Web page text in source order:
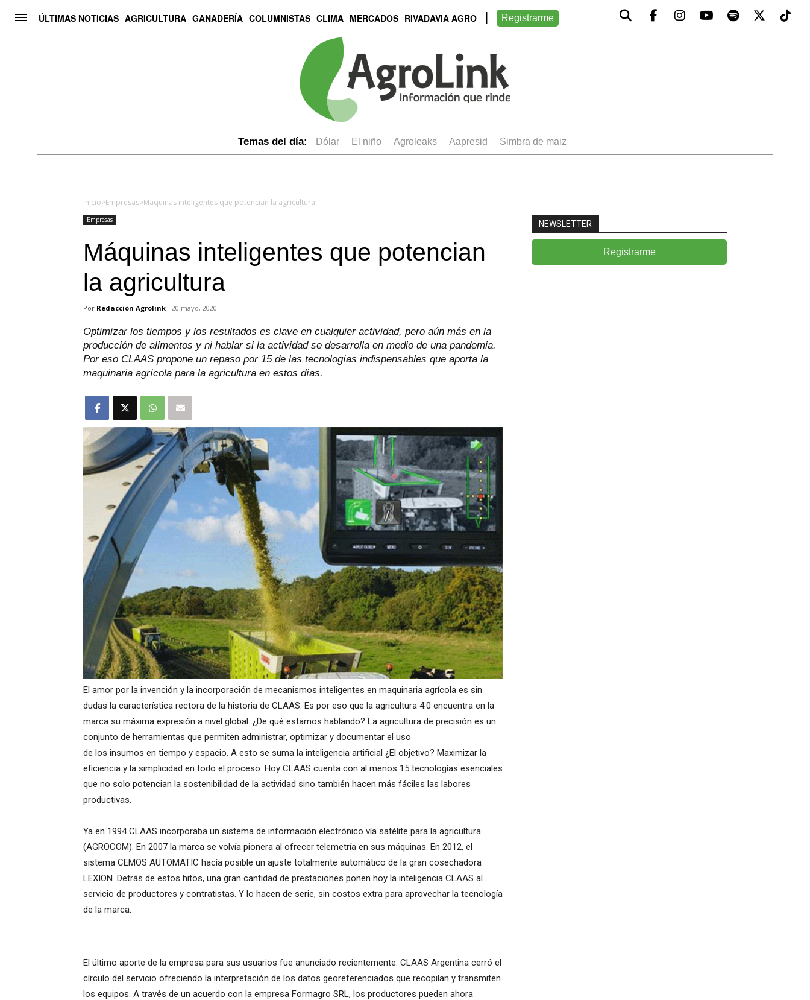
ÚLTIMAS NOTICIAS AGRICULTURA GANADERÍA COLUMNISTAS CLIMA MERCADOS RIVADAVIA AGRO Registrarme
Temas del día: dólar el niño Agroleaks aapresid simbra de maiz
Inicio>Empresas>Máquinas inteligentes que potencian la agricultura
Empresas
Máquinas inteligentes que potencian
la agricultura
Por Redacción Agrolink - 20 mayo, 2020
Optimizar los tiempos y los resultados es clave en cualquier actividad, pero aún más en la
producción de alimentos y ni hablar si la actividad se desarrolla en medio de una pandemia.
Por eso CLAAS propone un repaso por 15 de las tecnologías indispensables que aporta la
maquinaria agrícola para la agricultura en estos días.
El amor por la invención y la incorporación de mecanismos inteligentes en maquinaria agrícola es sin
dudas la característica rectora de la historia de CLAAS. Es por eso que la agricultura 4.0 encuentra en la
marca su máxima expresión a nivel global. ¿De qué estamos hablando? La agricultura de precisión es un
conjunto de herramientas que permiten administrar, optimizar y documentar el uso
de los insumos en tiempo y espacio. A esto se suma la inteligencia artificial ¿El objetivo? Maximizar la
eficiencia y la simplicidad en todo el proceso. Hoy CLAAS cuenta con al menos 15 tecnologías esenciales
que no solo potencian la sostenibilidad de la actividad sino también hacen más fáciles las labores
productivas.
Ya en 1994 CLAAS incorporaba un sistema de información electrónico vía satélite para la agricultura
(AGROCOM). En 2007 la marca se volvía pionera al ofrecer telemetría en sus máquinas. En 2012, el
sistema CEMOS AUTOMATIC hacía posible un ajuste totalmente automático de la gran cosechadora
LEXION. Detrás de estos hitos, una gran cantidad de prestaciones ponen hoy la inteligencia CLAAS al
servicio de productores y contratistas. Y lo hacen de serie, sin costos extra para aprovechar la tecnología
de la marca.
El último aporte de la empresa para sus usuarios fue anunciado recientemente: CLAAS Argentina cerró el
círculo del servicio ofreciendo la interpretación de los datos georeferenciados que recopilan y transmiten
los equipos. A través de un acuerdo con la empresa Formagro SRL, los productores pueden ahora
NEWSLETTER
Registrarme